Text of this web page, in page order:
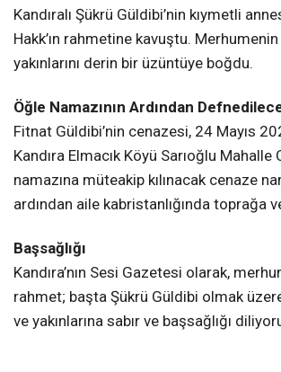
Kandıralı Şükrü Güldibi’nin kıymetli
Hakk’ın rahmetine kavuştu.
yakınlarını derin bir üzüntüye boğdu.
Öğle Namazının Ardından
Fitnat Güldibi’nin cenazesi, 24 Mayıs
Kandıra Elmacık Köyü Sarıoğlu Mahalle
namazına müteakip kılınacak cenaze
ardından aile kabristanlığında toprağa
Başsağlığı
Kandıra’nın Sesi Gazetesi olarak,
rahmet; başta Şükrü Güldibi olmak
ve yakınlarına sabır ve başsağlığı